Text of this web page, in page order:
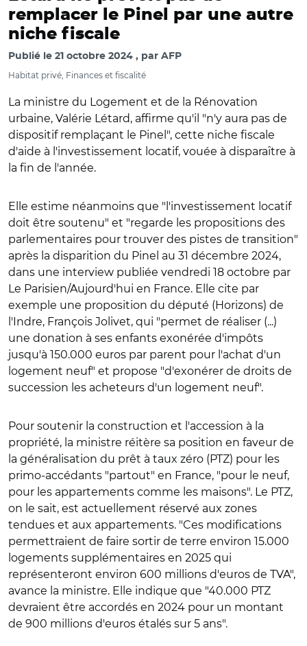
remplacer le Pinel par une autre
niche fiscale
Publié le 21 octobre 2024 par AFP
Habitat privé, Finances et fiscalité
La ministre du Logement et de la Rénovation
urbaine, Valérie Létard, affirme qu'il "n'y aura pas de
dispositif remplaçant le Pinel", cette niche fiscale
d'aide à l'investissement locatif, vouée à disparaître à
la fin de l'année.
Elle estime néanmoins que "l'investissement locatif
doit être soutenu" et "regarde les propositions des
parlementaires pour trouver des pistes de transition"
après la disparition du Pinel au 31 décembre 2024,
dans une interview publiée vendredi 18 octobre par
Le Parisien/Aujourd'hui en France. Elle cite par
exemple une proposition du député (Horizons) de
l'Indre, François Jolivet, qui "permet de réaliser (...)
une donation à ses enfants exonérée d'impôts
jusqu'à 150.000 euros par parent pour l'achat d'un
logement neuf" et propose "d'exonérer de droits de
succession les acheteurs d'un logement neuf".
Pour soutenir la construction et l'accession à la
propriété, la ministre réitère sa position en faveur de
la généralisation du prêt à taux zéro (PTZ) pour les
primo-accédants "partout" en France, "pour le neuf,
pour les appartements comme les maisons". Le PTZ,
on le sait, est actuellement réservé aux zones
tendues et aux appartements. "Ces modifications
permettraient de faire sortir de terre environ 15.000
logements supplémentaires en 2025 qui
représenteront environ 600 millions d'euros de TVA",
avance la ministre. Elle indique que "40.000 PTZ
devraient être accordés en 2024 pour un montant
de 900 millions d'euros étalés sur 5 ans".